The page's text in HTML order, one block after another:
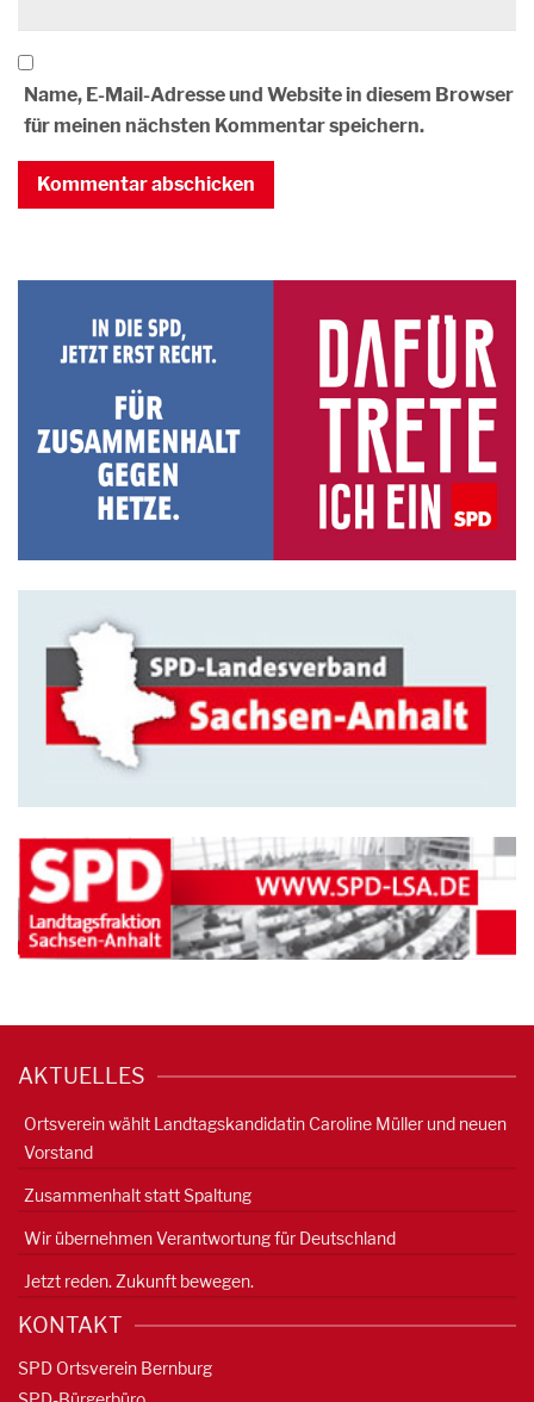
Name, E-Mail-Adresse und Website in diesem Browser
für meinen nächsten Kommentar speichern.
AKTUELLES
Ortsverein wählt Landtagskandidatin Caroline Müller und neuen
Vorstand
Zusammenhalt statt Spaltung
Wir übernehmen Verantwortung für Deutschland
Jetzt reden. Zukunft bewegen.
KONTAKT
SPD Ortsverein Bernburg